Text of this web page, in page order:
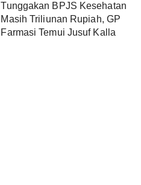
Tunggakan BPJS Kesehatan
Masih Triliunan Rupiah, GP
Farmasi Temui Jusuf Kalla